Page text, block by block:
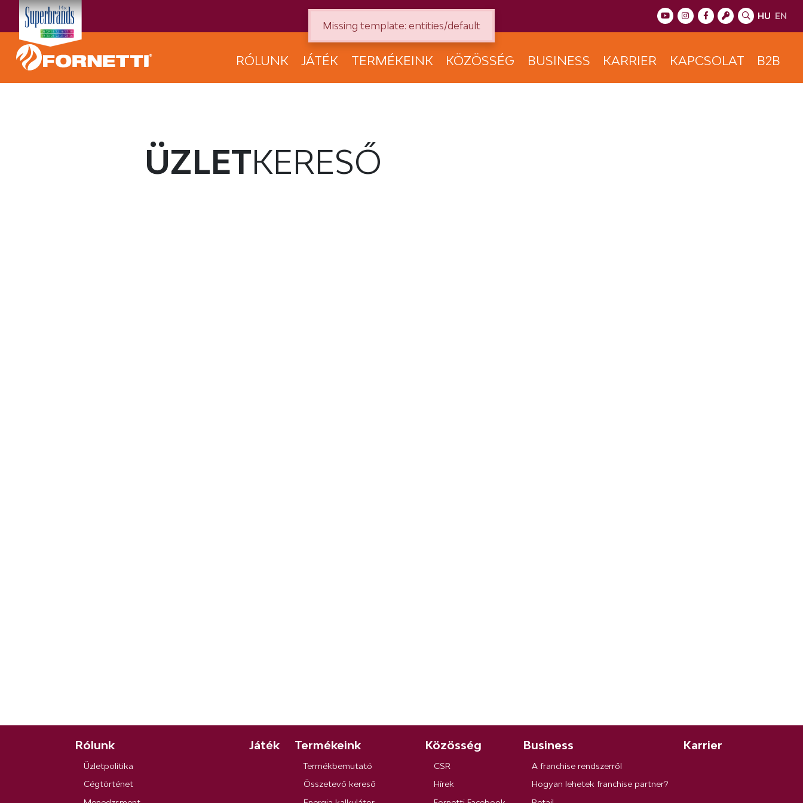
HU EN
RÓLUNK JÁTÉK TERMÉKEINK KÖZÖSSÉG BUSINESS KARRIER KAPCSOLAT B2B
ÜZLETKERESŐ
Rólunk
Üzletpolitika
Cégtörténet
Játék Termékeink
Termékbemutató
Összetevő kereső
Közösség
CSR
Hírek
Business
A franchise rendszerről
Hogyan lehetek franchise partner?
Karrier
Missing template: entities/default